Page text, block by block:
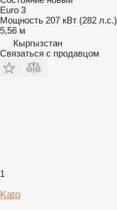
Euro 3
Мощность 207 кВт (282 л.с.)
5,56 м
Кыргызстан
Связаться с продавцом
1
Kato